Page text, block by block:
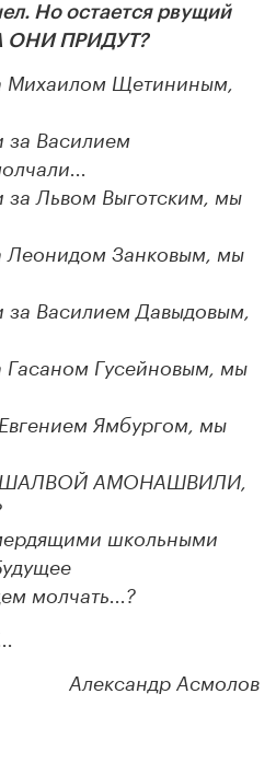
Но остается рвущий
ОНИ ПРИДУТ?
Михаилом Щетининым,
за Василием
за Львом Выготским, мы
Леонидом Занковым, мы
за Василием Давыдовым,
Гасаном Гусейновым, мы
Ямбургом, мы
ШАЛВОЙ АМОНАШВИЛИ,
школьными
молчать...?
Александр Асмолов